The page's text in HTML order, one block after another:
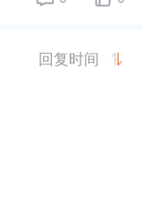
回复时间